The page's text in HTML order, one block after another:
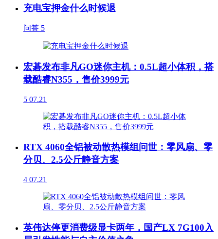
充电宝押金什么时候退
问答 5
宏碁发布非凡GO迷你主机：0.5L超小体积，搭
载酷睿N355，售价3999元
5 07.21
RTX 4060全铝被动散热模组问世：零风扇、零
分贝、2.5公斤静音方案
4 07.21
英伟达停更消费级显卡两年，国产LX 7G100入